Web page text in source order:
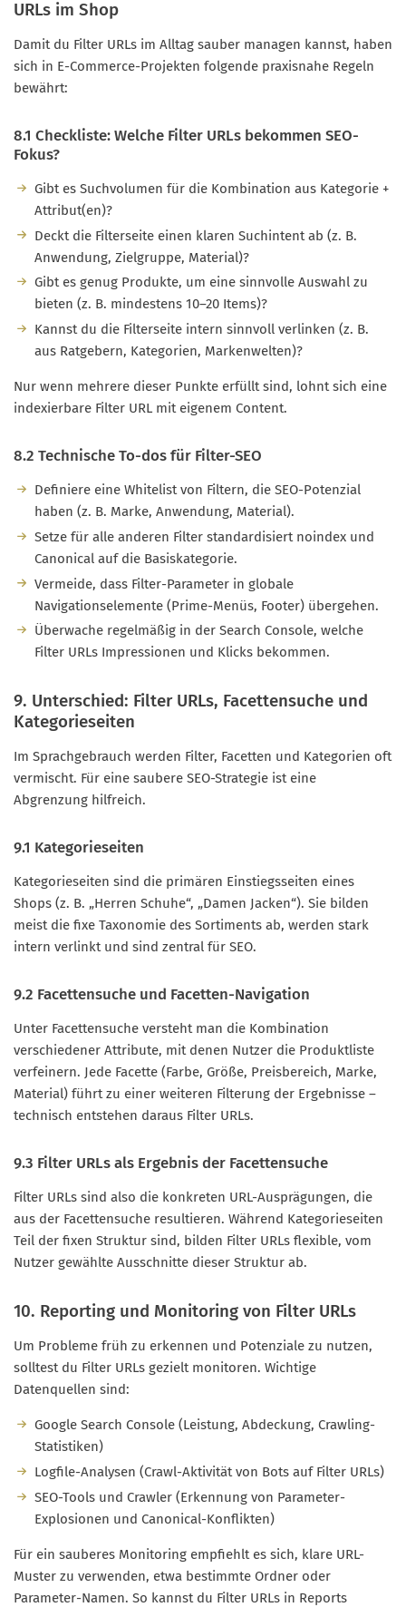
URLs im Shop
Damit du Filter URLs im Alltag sauber managen kannst, haben
sich in E-Commerce-Projekten folgende praxisnahe Regeln
bewährt:
8.1 Checkliste: Welche Filter URLs bekommen SEO-
Fokus?
Gibt es Suchvolumen für die Kombination aus Kategorie +
Attribut(en)?
Deckt die Filterseite einen klaren Suchintent ab (z. B.
Anwendung, Zielgruppe, Material)?
Gibt es genug Produkte, um eine sinnvolle Auswahl zu
bieten (z. B. mindestens 10–20 Items)?
Kannst du die Filterseite intern sinnvoll verlinken (z. B.
aus Ratgebern, Kategorien, Markenwelten)?
Nur wenn mehrere dieser Punkte erfüllt sind, lohnt sich eine
indexierbare Filter URL mit eigenem Content.
8.2 Technische To-dos für Filter-SEO
Definiere eine Whitelist von Filtern, die SEO-Potenzial
haben (z. B. Marke, Anwendung, Material).
Setze für alle anderen Filter standardisiert noindex und
Canonical auf die Basiskategorie.
Vermeide, dass Filter-Parameter in globale
Navigationselemente (Prime-Menüs, Footer) übergehen.
Überwache regelmäßig in der Search Console, welche
Filter URLs Impressionen und Klicks bekommen.
9. Unterschied: Filter URLs, Facettensuche und
Kategorieseiten
Im Sprachgebrauch werden Filter, Facetten und Kategorien oft
vermischt. Für eine saubere SEO-Strategie ist eine
Abgrenzung hilfreich.
9.1 Kategorieseiten
Kategorieseiten sind die primären Einstiegsseiten eines
Shops (z. B. „Herren Schuhe“, „Damen Jacken“). Sie bilden
meist die fixe Taxonomie des Sortiments ab, werden stark
intern verlinkt und sind zentral für SEO.
9.2 Facettensuche und Facetten-Navigation
Unter Facettensuche versteht man die Kombination
verschiedener Attribute, mit denen Nutzer die Produktliste
verfeinern. Jede Facette (Farbe, Größe, Preisbereich, Marke,
Material) führt zu einer weiteren Filterung der Ergebnisse –
technisch entstehen daraus Filter URLs.
9.3 Filter URLs als Ergebnis der Facettensuche
Filter URLs sind also die konkreten URL-Ausprägungen, die
aus der Facettensuche resultieren. Während Kategorieseiten
Teil der fixen Struktur sind, bilden Filter URLs flexible, vom
Nutzer gewählte Ausschnitte dieser Struktur ab.
10. Reporting und Monitoring von Filter URLs
Um Probleme früh zu erkennen und Potenziale zu nutzen,
solltest du Filter URLs gezielt monitoren. Wichtige
Datenquellen sind:
Google Search Console (Leistung, Abdeckung, Crawling-
Statistiken)
Logfile-Analysen (Crawl-Aktivität von Bots auf Filter URLs)
SEO-Tools und Crawler (Erkennung von Parameter-
Explosionen und Canonical-Konflikten)
Für ein sauberes Monitoring empfiehlt es sich, klare URL-
Muster zu verwenden, etwa bestimmte Ordner oder
Parameter-Namen. So kannst du Filter URLs in Reports